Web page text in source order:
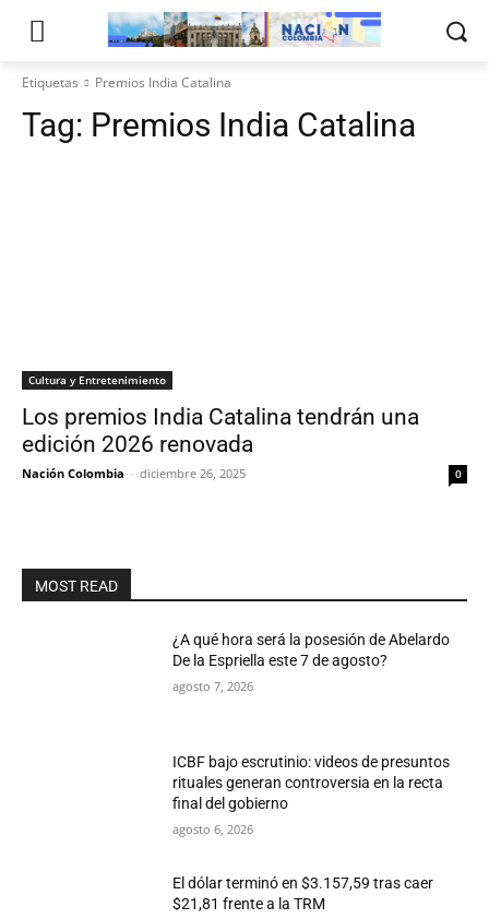
Etiquetas Premios India Catalina
Tag: Premios India Catalina
Cultura y Entretenimiento
Los premios India Catalina tendrán una
edición 2026 renovada
Nación Colombia - diciembre 26, 2025 0
MOST READ
¿A qué hora será la posesión de Abelardo
De la Espriella este 7 de agosto?
agosto 7, 2026
ICBF bajo escrutinio: videos de presuntos
rituales generan controversia en la recta
final del gobierno
agosto 6, 2026
El dólar terminó en $3.157,59 tras caer
$21,81 frente a la TRM